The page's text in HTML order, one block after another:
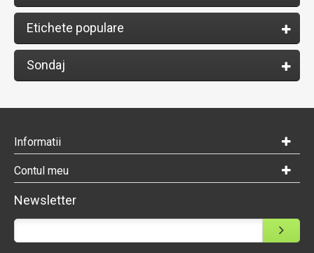
Etichete populare
Sondaj
Informatii
Contul meu
Newsletter